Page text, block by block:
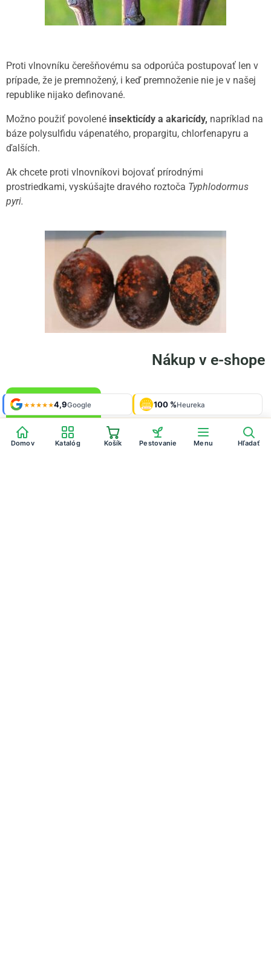
Proti vlnovníku čerešňovému sa odporúča postupovať len v
prípade, že je premnožený, i keď premnoženie nie je v našej
republike nijako definované.
Možno použiť povolené insekticídy a akaricídy, napríklad na
báze polysulfidu vápenatého, propargitu, chlorfenapyru a
ďalších.
Ak chcete proti vlnovníkovi bojovať prírodnými
prostriedkami, vyskúšajte dravého roztoča Typhlodormus
pyri.
Nákup v e-shope
KÚPIŤ
★★★★★4,9Google OVERENÉ
ZÁKAZNÍKMI
Heureka 100 %Heureka
Shop roku'24 + '25 Galéria929 fotiek
Domov Katalóg Košík Pestovanie Menu Hľadať